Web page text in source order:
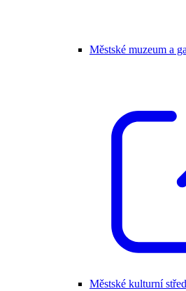
Městské muzeum a
Městské kulturní